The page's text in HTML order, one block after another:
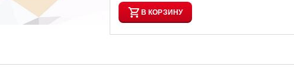
В КОРЗИНУ